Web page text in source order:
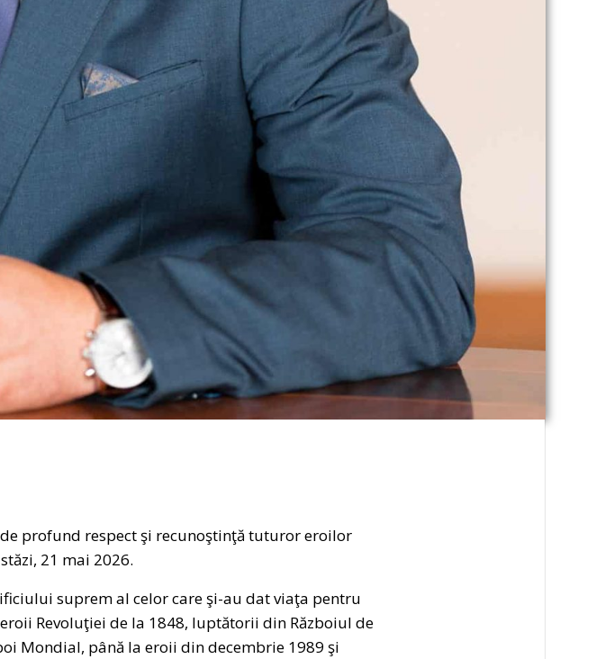
profund respect şi recunoştinţă tuturor eroilor
21 mai 2026.
suprem al celor care şi-au dat viaţa pentru
Revoluţiei de la 1848, luptătorii din Războiul de
Mondial, până la eroii din decembrie 1989 şi